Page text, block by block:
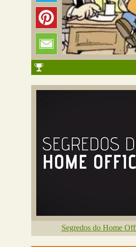
Segredos do Home